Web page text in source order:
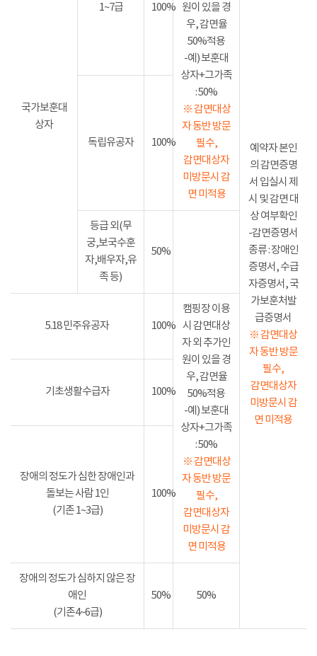
국가보훈대
상자
1~7급 100% 원이 있을 경
우, 감면율
50%적용
-예) 보훈대
상자+그가족
: 50%
※ 감면대상
자 동반 방문
필수,
감면대상자
미방문시 감
면 미적용
예약자 본인
의 감면증명
서 입실시 제
시 및 감면 대
상 여부확인
-감면증명서
종류 : 장애인
증명서, 수급
자증명서, 국
가보훈처발
급증명서
※ 감면대상
자 동반 방문
필수,
감면대상자
미방문시 감
면 미적용
독립유공자 100%
등급 외(무
궁,보국수훈
자,배우자,유
족 등)
50%
5.18 민주유공자 100%
캠핑장 이용
시 감면대상
자 외 추가인
원이 있을 경
우, 감면율
50%적용
-예) 보훈대
상자+그가족
: 50%
※ 감면대상
자 동반 방문
필수,
감면대상자
미방문시 감
면 미적용
기초생활수급자 100%
장애의 정도가 심한 장애인과
돌보는 사람 1인
(기존 1~3급)
100%
장애의 정도가 심하지 않은 장
애인
(기존4~6급)
50% 50%